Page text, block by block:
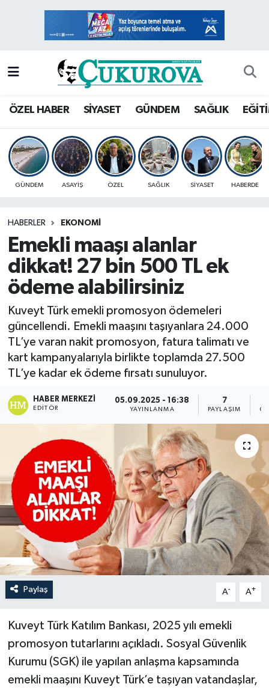
ÖZEL HABER SİYASET GÜNDEM SAĞLIK
GÜNDEM ASAYİŞ ÖZEL SAĞLIK SİYASET HABERDE
HABERLER EKONOMİ
Emekli maaşı alanlar
dikkat! 27 bin 500 TL ek
ödeme alabilirsiniz
Kuveyt Türk emekli promosyon ödemeleri
güncellendi. Emekli maaşını taşıyanlara 24.000
TL’ye varan nakit promosyon, fatura talimatı ve
kart kampanyalarıyla birlikte toplamda 27.500
TL’ye kadar ek ödeme fırsatı sunuluyor.
HABER MERKEZI
EDITÖR
05.09.2025 - 16:38
YAYINLANMA
7
PAYLAŞIM
Paylaş A- A+
Kuveyt Türk Katılım Bankası, 2025 yılı emekli
promosyon tutarlarını açıkladı. Sosyal Güvenlik
Kurumu (SGK) ile yapılan anlaşma kapsamında
emekli maaşını Kuveyt Türk’e taşıyan vatandaşlar,
Mersin Hava Durumu
Mersin Namaz Vakitleri
Mersin Trafik Yoğunluk Haritası
Süper Lig Puan Durumu ve Fikstür
Haber Arşivi